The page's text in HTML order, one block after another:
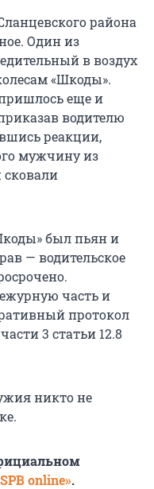
района
Один из
в воздух
«Шкоды».
еще и
водителю
реакции,
мужчину из
сковали
был пьян и
— водительское
часть и
протокол
3 статьи 12.8
никто не
online».